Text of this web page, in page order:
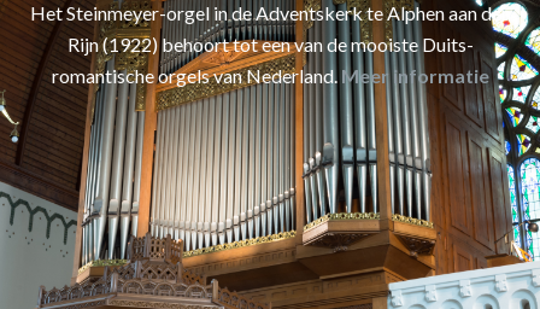
Het Steinmeyer-orgel in de Adventskerk te Alphen aan den
Rijn (1922) behoort tot een van de mooiste Duits-
romantische orgels van Nederland. Meer informatie